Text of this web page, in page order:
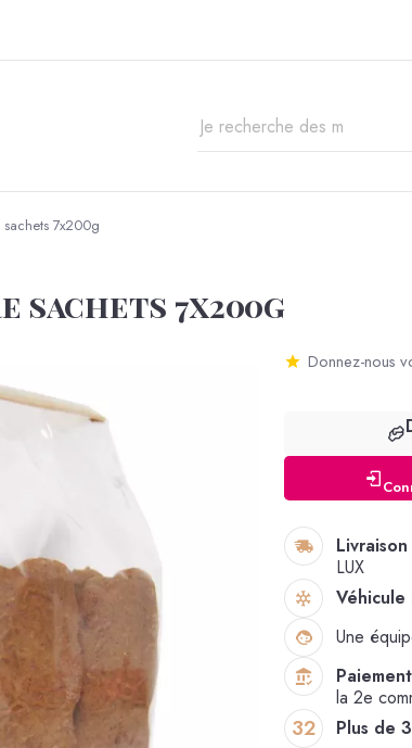
7x200g
sachets 7x200g
Donnez-nous
LUX
Une
la 2e
32 Plus de